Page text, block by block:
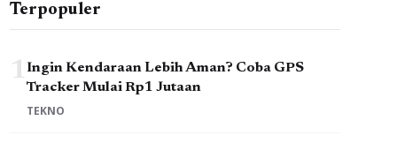
Terpopuler
1Ingin Kendaraan Lebih Aman? Coba GPS
Tracker Mulai Rp1 Jutaan
TEKNO